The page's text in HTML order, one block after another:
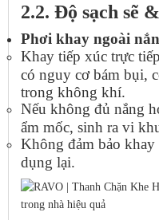
2.2. Độ sạch sẽ
Phơi khay ngoài
Khay tiếp xúc trực
có nguy cơ bám bụi,
trong không khí.
Nếu không đủ nắng
ẩm mốc, sinh ra vi
Không đảm bảo khay
dụng lại.